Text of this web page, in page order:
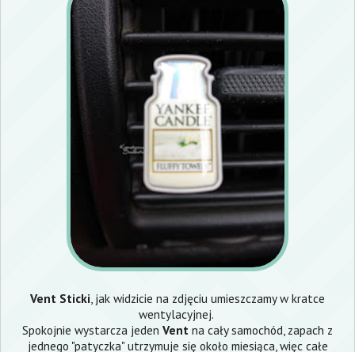
Vent Sticki, jak widzicie na zdjęciu umieszczamy w kratce
wentylacyjnej.
Spokojnie wystarcza jeden Vent na cały samochód, zapach z
jednego "patyczka" utrzymuje się około miesiąca, więc całe